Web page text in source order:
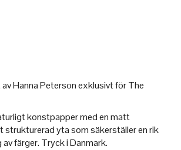
Hanna Peterson exklusivt för The
konstpapper med en matt
strukturerad yta som säkerställer en rik
av färger. Tryck i Danmark.